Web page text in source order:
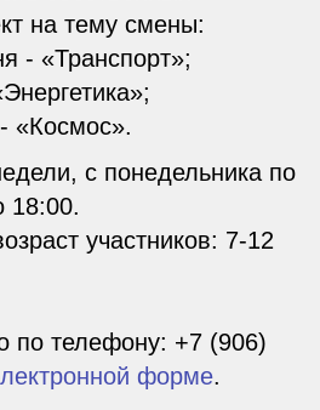
на тему смены:
- «Транспорт»;
«Космос».
с понедельника по
18:00.
участников: 7-12
по телефону: +7 (906)
форме.